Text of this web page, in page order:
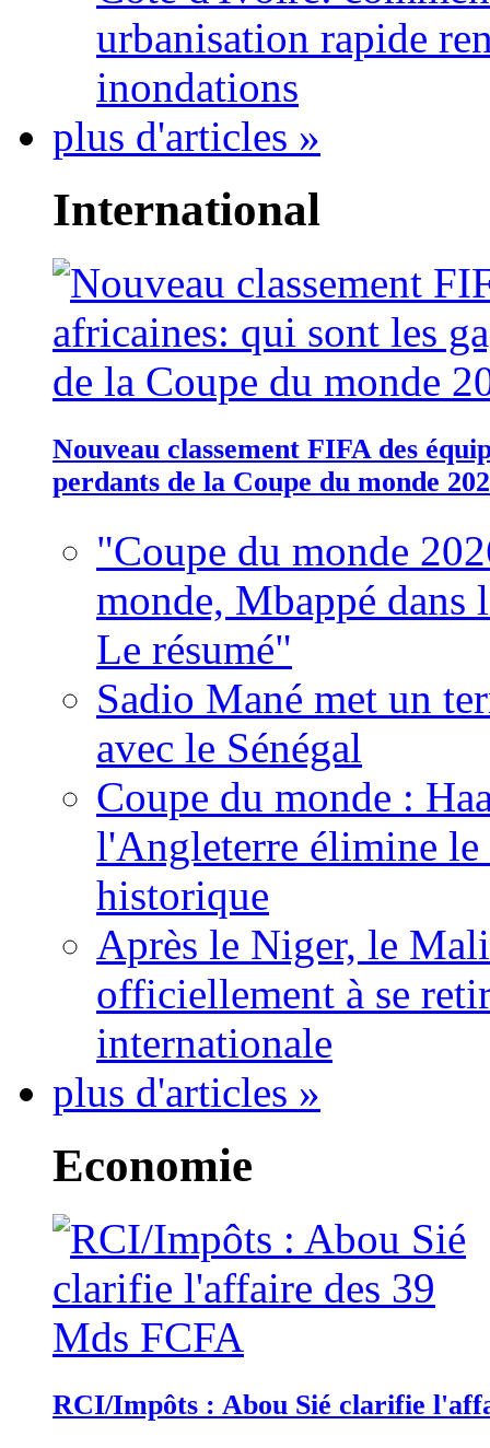
urbanisation rapide
inondations
plus d'articles »
International
Nouveau classement FIFA des
perdants de la Coupe du monde
"Coupe du monde
monde, Mbappé dans
Le résumé"
Sadio Mané met un
avec le Sénégal
Coupe du monde :
l'Angleterre élimine
historique
Après le Niger, le
officiellement à se
internationale
plus d'articles »
Economie
RCI/Impôts : Abou Sié clarifie